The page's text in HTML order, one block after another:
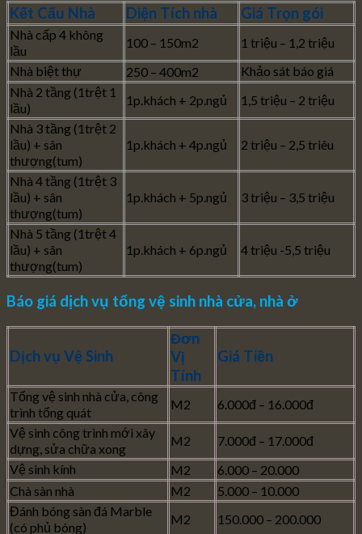
Kết Cấu Nhà Diện Tích nhà Giá Trọn gói
Nhà cấp 4 không
lầu
100 – 150m2
1 triệu – 1,2 triệu
Nhà biệt thự
250 – 400m2
Khảo sát báo giá
Nhà 2 tầng (1trệt 1
lầu)
1p.khách + 2p.ngủ
1,5 triệu – 2 triệu
Nhà 3 tầng (1trệt 2
lầu) + sân
thượng(tum)
1p.khách + 4p.ngủ 2 triệu – 2,5 triêu
Nhà 4 tầng (1trệt 3
lầu) + sân
thượng(tum)
1p.khách + 5p.ngủ 3 triệu – 3,5 triệu
Nhà 5 tầng (1trệt 4
lầu) + sân
thượng(tum)
1p.khách + 6p.ngủ 4 triệu -5,5 triệu
Báo giá dịch vụ tổng vệ sinh nhà cửa, nhà ở
Dịch vụ Vệ Sinh
Đơn
Vị
Tính
Giá Tiền
Tổng vệ sinh nhà cửa, công
trình tổng quát
M2
6.000đ – 16.000đ
Vệ sinh công trình mới xây
dựng, sửa chữa xong
M2
7.000đ – 17.000đ
Vệ sinh kính
M2
6.000 – 20.000
Chà sàn nhà
M2
5.000 – 10.000
Đánh bóng sàn đá Marble
(có phủ bóng)
M2 150.000 – 200.000